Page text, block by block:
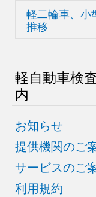
軽二輪車、小
推移
軽自動車検
内
お知らせ
提供機関のご
サービスのご
利用規約